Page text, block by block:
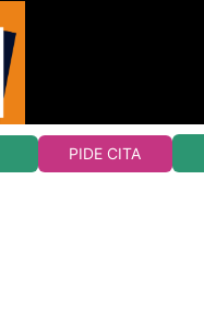
PIDE CITA